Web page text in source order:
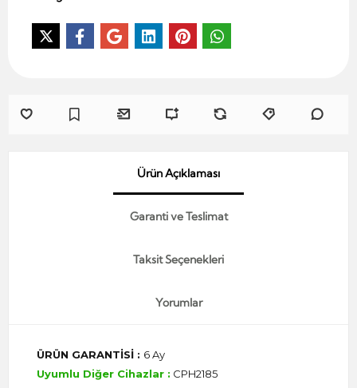
Ürün Açıklaması
Garanti ve Teslimat
Taksit Seçenekleri
Yorumlar
ÜRÜN GARANTİSİ : 6 Ay
Uyumlu Diğer Cihazlar : CPH2185